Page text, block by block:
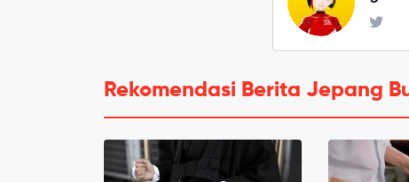
Rekomendasi Berita Jepang